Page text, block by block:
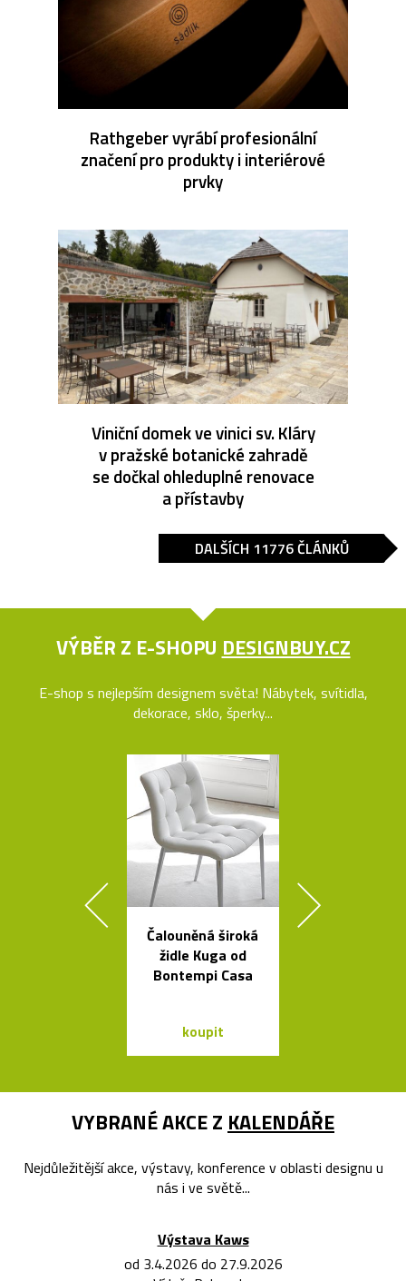
Rathgeber vyrábí profesionální
značení pro produkty i interiérové
prvky
Viniční domek ve vinici sv. Kláry
v pražské botanické zahradě
se dočkal ohleduplné renovace
a přístavby
DALŠÍCH 11776 ČLÁNKŮ
VÝBĚR Z E-SHOPU DESIGNBUY.CZ
E-shop s nejlepším designem světa! Nábytek, svítidla,
dekorace, sklo, šperky...
Čalouněná široká
židle Kuga od
Bontempi Casa
koupit
VYBRANÉ AKCE Z KALENDÁŘE
Nejdůležitější akce, výstavy, konference v oblasti designu u
nás i ve světě...
Výstava Kaws
od 3.4.2026 do 27.9.2026